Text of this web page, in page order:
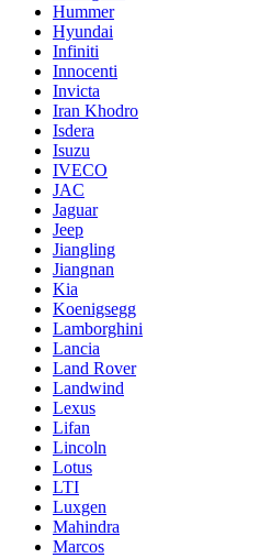
Hummer
Hyundai
Infiniti
Innocenti
Invicta
Iran Khodro
Isdera
Isuzu
IVECO
JAC
Jaguar
Jeep
Jiangling
Jiangnan
Kia
Koenigsegg
Lamborghini
Lancia
Land Rover
Landwind
Lexus
Lifan
Lincoln
Lotus
LTI
Luxgen
Mahindra
Marcos